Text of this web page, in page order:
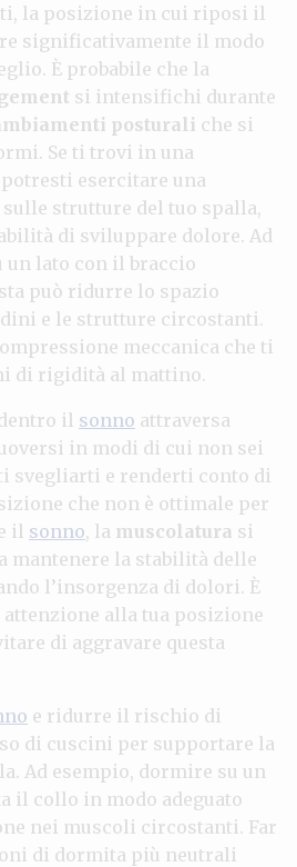
la posizione in cui riposi il
significativamente il modo
È probabile che la
si intensifichi durante
posturali che si
Se ti trovi in una
esercitare una
strutture del tuo spalla,
di sviluppare dolore. Ad
un lato con il braccio
può ridurre lo spazio
e le strutture circostanti.
meccanica che ti
di rigidità al mattino.
il sonno attraversa
in modi di cui non sei
svegliarti e renderti conto di
che non è ottimale per
il sonno, la muscolatura si
mantenere la stabilità delle
l’insorgenza di dolori. È
alla tua posizione
di aggravare questa
e ridurre il rischio di
di cuscini per supportare la
Ad esempio, dormire su un
il collo in modo adeguato
nei muscoli circostanti. Far
di dormita più neutrali